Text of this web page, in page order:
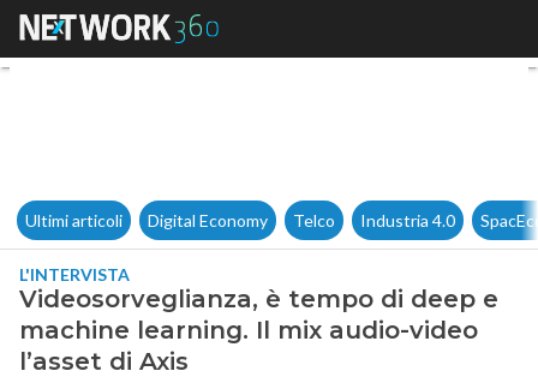
Videosorveglianza, è tempo
Ultimi articoli Digital Economy Telco Industria 4.0
L'INTERVISTA
Videosorveglianza, è tempo di deep e
machine learning. Il mix audio-video
l’asset di Axis